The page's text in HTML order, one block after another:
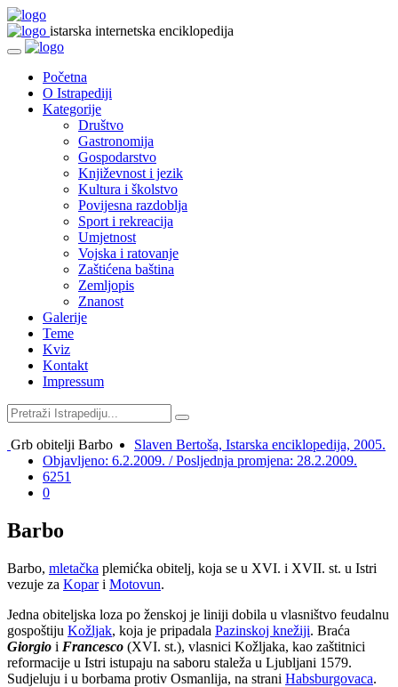
istarska internetska enciklopedija
Početna
O Istrapediji
Kategorije
Društvo
Gastronomija
Gospodarstvo
Književnost i jezik
Kultura i školstvo
Povijesna razdoblja
Sport i rekreacija
Umjetnost
Vojska i ratovanje
Zaštićena baština
Zemljopis
Znanost
Galerije
Teme
Kviz
Kontakt
Impressum
Grb obitelji Barbo
Slaven Bertoša, Istarska enciklopedija, 2005.
Objavljeno: 6.2.2009. / Posljednja promjena: 28.2.2009.
6251
0
Barbo
Barbo, mletačka plemićka obitelj, koja se u XVI. i XVII. st. u Istri
vezuje za Kopari Motovun.
Jedna obiteljska loza po ženskoj je liniji dobila u vlasništvo feudalnu
gospoštiju Kožljak, koja je pripadala Pazinskoj knežiji. Braća
Giorgio i Francesco (XVI. st.), vlasnici Kožljaka, kao zaštitnici
reformacije u Istri istupaju na saboru staleža u Ljubljani 1579.
Sudjeluju i u borbama protiv Osmanlija, na strani Habsburgovaca.